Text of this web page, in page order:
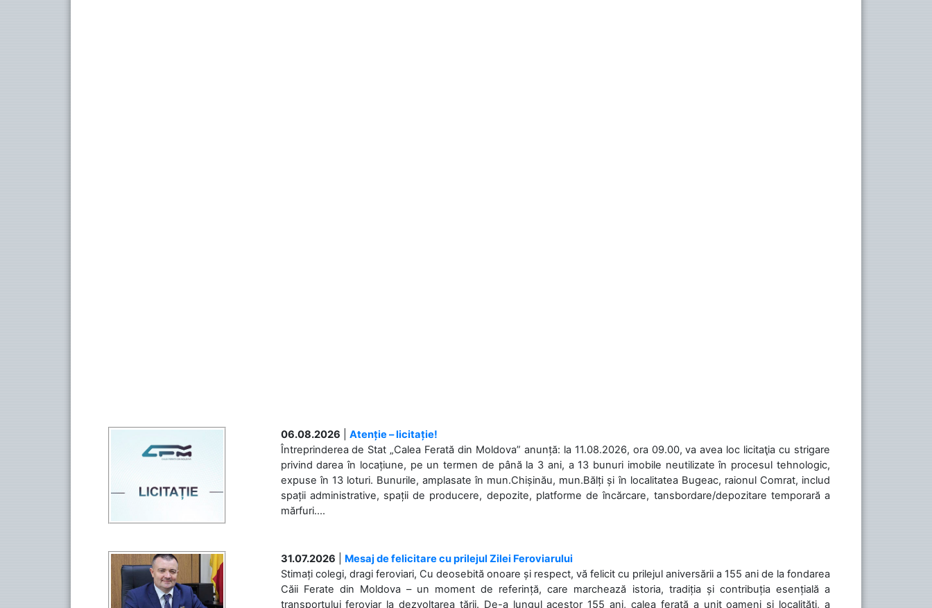
06.08.2026
Atenție – licitație!
Întreprinderea de Stat „Calea Ferată din Moldova” anunță: la 11.08.2026, ora 09.00, va avea loc licitaţia cu strigare
privind darea în locațiune, pe un termen de până la 3 ani, a 13 bunuri imobile neutilizate în procesul tehnologic,
expuse în 13 loturi. Bunurile, amplasate în mun.Chișinău, mun.Bălți și în localitatea Bugeac, raionul Comrat, includ
spații administrative, spații de producere, depozite, platforme de încărcare, tansbordare/depozitare temporară a
mărfuri....
31.07.2026
Mesaj de felicitare cu prilejul Zilei Feroviarului
Stimați colegi, dragi feroviari, Cu deosebită onoare și respect, vă felicit cu prilejul aniversării a 155 ani de la fondarea
Căii Ferate din Moldova – un moment de referință, care marchează istoria, tradiția și contribuția esențială a
transportului feroviar la dezvoltarea țării. De-a lungul acestor 155 ani, calea ferată a unit oameni și localități, a